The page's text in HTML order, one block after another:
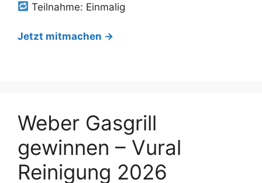
Teilnahme: Einmalig
Jetzt mitmachen →
Weber Gasgrill
gewinnen – Vural
Reinigung 2026